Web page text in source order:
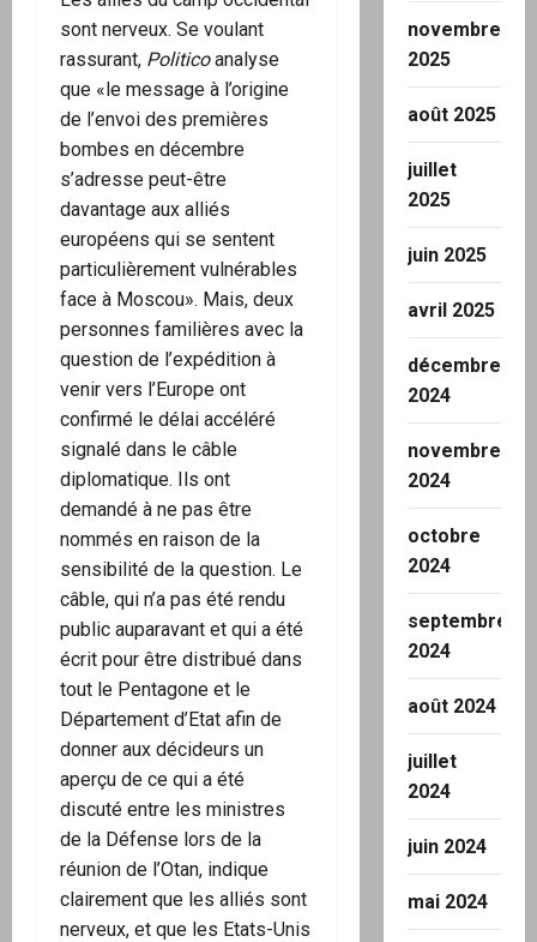
sont nerveux. Se voulant
rassurant, Politicoanalyse
que «le message à l’origine
de l’envoi des premières
bombes en décembre
s’adresse peut-être
davantage aux alliés
européens qui se sentent
particulièrement vulnérables
face à Moscou». Mais, deux
personnes familières avec la
question de l’expédition à
venir vers l’Europe ont
confirmé le délai accéléré
signalé dans le câble
diplomatique. Ils ont
demandé à ne pas être
nommés en raison de la
sensibilité de la question. Le
câble, qui n’a pas été rendu
public auparavant et qui a été
écrit pour être distribué dans
tout le Pentagone et le
Département d’Etat afin de
donner aux décideurs un
aperçu de ce qui a été
discuté entre les ministres
de la Défense lors de la
réunion de l’Otan, indique
clairement que les alliés sont
nerveux, et que les Etats-Unis
novembre
2025
août 2025
juillet
2025
juin 2025
avril 2025
décembre
2024
novembre
2024
octobre
2024
septembre
2024
août 2024
juillet
2024
juin 2024
mai 2024